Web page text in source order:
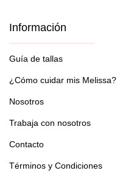
Información
Guía de tallas
¿Cómo cuidar mis Melissa?
Nosotros
Trabaja con nosotros
Contacto
Términos y Condiciones